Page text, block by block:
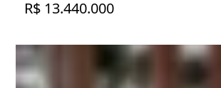
R$ 13.440.000